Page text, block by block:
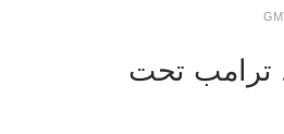
ترامب تحت